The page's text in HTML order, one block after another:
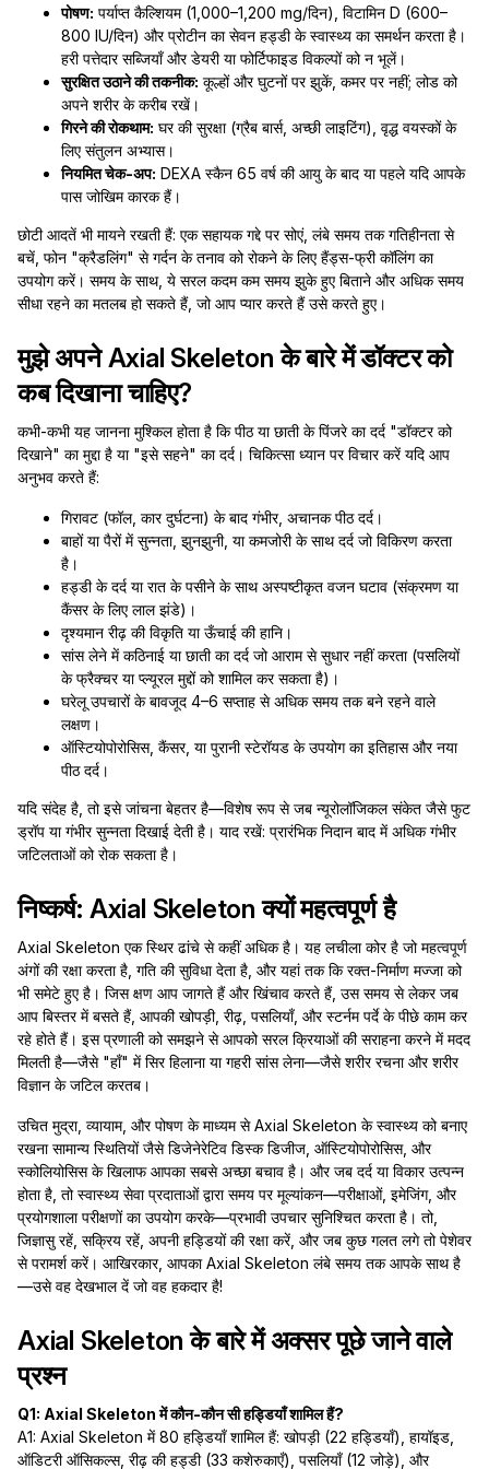
पोषण: पर्याप्त कैल्शियम (1,000–1,200 mg/दिन), विटामिन D (600–
800 IU/दिन) और प्रोटीन का सेवन हड्डी के स्वास्थ्य का समर्थन करता है।
हरी पत्तेदार सब्जियाँ और डेयरी या फोर्टिफाइड विकल्पों को न भूलें।
सुरक्षित उठाने की तकनीक: कूल्हों और घुटनों पर झुकें, कमर पर नहीं; लोड को
अपने शरीर के करीब रखें।
गिरने की रोकथाम: घर की सुरक्षा (ग्रैब बार्स, अच्छी लाइटिंग), वृद्ध वयस्कों के
लिए संतुलन अभ्यास।
नियमित चेक-अप: DEXA स्कैन 65 वर्ष की आयु के बाद या पहले यदि आपके
पास जोखिम कारक हैं।
छोटी आदतें भी मायने रखती हैं: एक सहायक गद्दे पर सोएं, लंबे समय तक गतिहीनता से
बचें, फोन "क्रैडलिंग" से गर्दन के तनाव को रोकने के लिए हैंड्स-फ्री कॉलिंग का
उपयोग करें। समय के साथ, ये सरल कदम कम समय झुके हुए बिताने और अधिक समय
सीधा रहने का मतलब हो सकते हैं, जो आप प्यार करते हैं उसे करते हुए।
मुझे अपने Axial Skeleton के बारे में डॉक्टर को
कब दिखाना चाहिए?
कभी-कभी यह जानना मुश्किल होता है कि पीठ या छाती के पिंजरे का दर्द "डॉक्टर को
दिखाने" का मुद्दा है या "इसे सहने" का दर्द। चिकित्सा ध्यान पर विचार करें यदि आप
अनुभव करते हैं:
गिरावट (फॉल, कार दुर्घटना) के बाद गंभीर, अचानक पीठ दर्द।
बाहों या पैरों में सुन्नता, झुनझुनी, या कमजोरी के साथ दर्द जो विकिरण करता
है।
हड्डी के दर्द या रात के पसीने के साथ अस्पष्टीकृत वजन घटाव (संक्रमण या
कैंसर के लिए लाल झंडे)।
दृश्यमान रीढ़ की विकृति या ऊँचाई की हानि।
सांस लेने में कठिनाई या छाती का दर्द जो आराम से सुधार नहीं करता (पसलियों
के फ्रैक्चर या प्ल्यूरल मुद्दों को शामिल कर सकता है)।
घरेलू उपचारों के बावजूद 4–6 सप्ताह से अधिक समय तक बने रहने वाले
लक्षण।
ऑस्टियोपोरोसिस, कैंसर, या पुरानी स्टेरॉयड के उपयोग का इतिहास और नया
पीठ दर्द।
यदि संदेह है, तो इसे जांचना बेहतर है—विशेष रूप से जब न्यूरोलॉजिकल संकेत जैसे फुट
ड्रॉप या गंभीर सुन्नता दिखाई देती है। याद रखें: प्रारंभिक निदान बाद में अधिक गंभीर
जटिलताओं को रोक सकता है।
निष्कर्ष: Axial Skeleton क्यों महत्वपूर्ण है
Axial Skeleton एक स्थिर ढांचे से कहीं अधिक है। यह लचीला कोर है जो महत्वपूर्ण
अंगों की रक्षा करता है, गति की सुविधा देता है, और यहां तक कि रक्त-निर्माण मज्जा को
भी समेटे हुए है। जिस क्षण आप जागते हैं और खिंचाव करते हैं, उस समय से लेकर जब
आप बिस्तर में बसते हैं, आपकी खोपड़ी, रीढ़, पसलियाँ, और स्टर्नम पर्दे के पीछे काम कर
रहे होते हैं। इस प्रणाली को समझने से आपको सरल क्रियाओं की सराहना करने में मदद
मिलती है—जैसे "हाँ" में सिर हिलाना या गहरी सांस लेना—जैसे शरीर रचना और शरीर
विज्ञान के जटिल करतब।
उचित मुद्रा, व्यायाम, और पोषण के माध्यम से Axial Skeleton के स्वास्थ्य को बनाए
रखना सामान्य स्थितियों जैसे डिजेनेरेटिव डिस्क डिजीज, ऑस्टियोपोरोसिस, और
स्कोलियोसिस के खिलाफ आपका सबसे अच्छा बचाव है। और जब दर्द या विकार उत्पन्न
होता है, तो स्वास्थ्य सेवा प्रदाताओं द्वारा समय पर मूल्यांकन—परीक्षाओं, इमेजिंग, और
प्रयोगशाला परीक्षणों का उपयोग करके—प्रभावी उपचार सुनिश्चित करता है। तो,
जिज्ञासु रहें, सक्रिय रहें, अपनी हड्डियों की रक्षा करें, और जब कुछ गलत लगे तो पेशेवर
से परामर्श करें। आखिरकार, आपका Axial Skeleton लंबे समय तक आपके साथ है
—उसे वह देखभाल दें जो वह हकदार है!
Axial Skeleton के बारे में अक्सर पूछे जाने वाले
प्रश्न
Q1: Axial Skeleton में कौन-कौन सी हड्डियाँ शामिल हैं?
A1: Axial Skeleton में 80 हड्डियाँ शामिल हैं: खोपड़ी (22 हड्डियाँ), हायॉइड,
ऑडिटरी ऑसिकल्स, रीढ़ की हड्डी (33 कशेरुकाएँ), पसलियाँ (12 जोड़े), और